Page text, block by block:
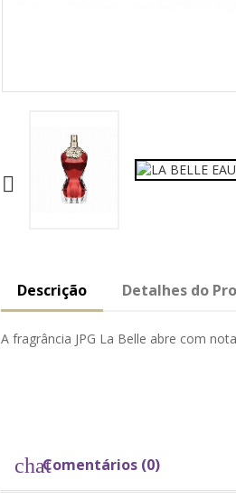

Descrição Detalhes do
A fragrância JPG La Belle abre com
chatComentários (0)